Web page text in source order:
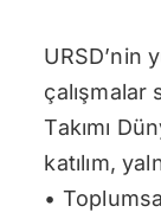
URSD’nin
çalışmalar
Takımı
katılım,
•